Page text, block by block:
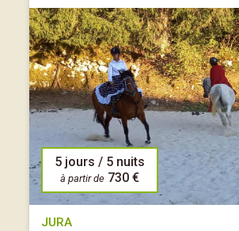
5 jours / 5 nuits
à partir de 730 €
JURA